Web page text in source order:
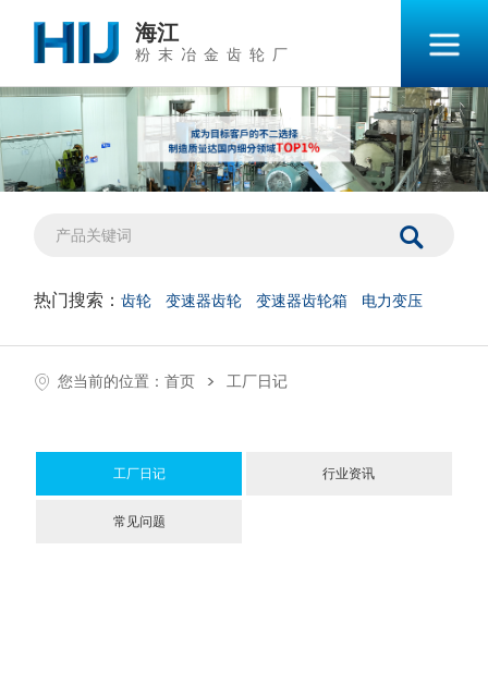
海江
粉末冶金齿轮厂
热门搜索：齿轮 变速器齿轮 变速器齿轮箱 电力变压
您当前的位置：首页 > 工厂日记
工厂日记 行业资讯
常见问题